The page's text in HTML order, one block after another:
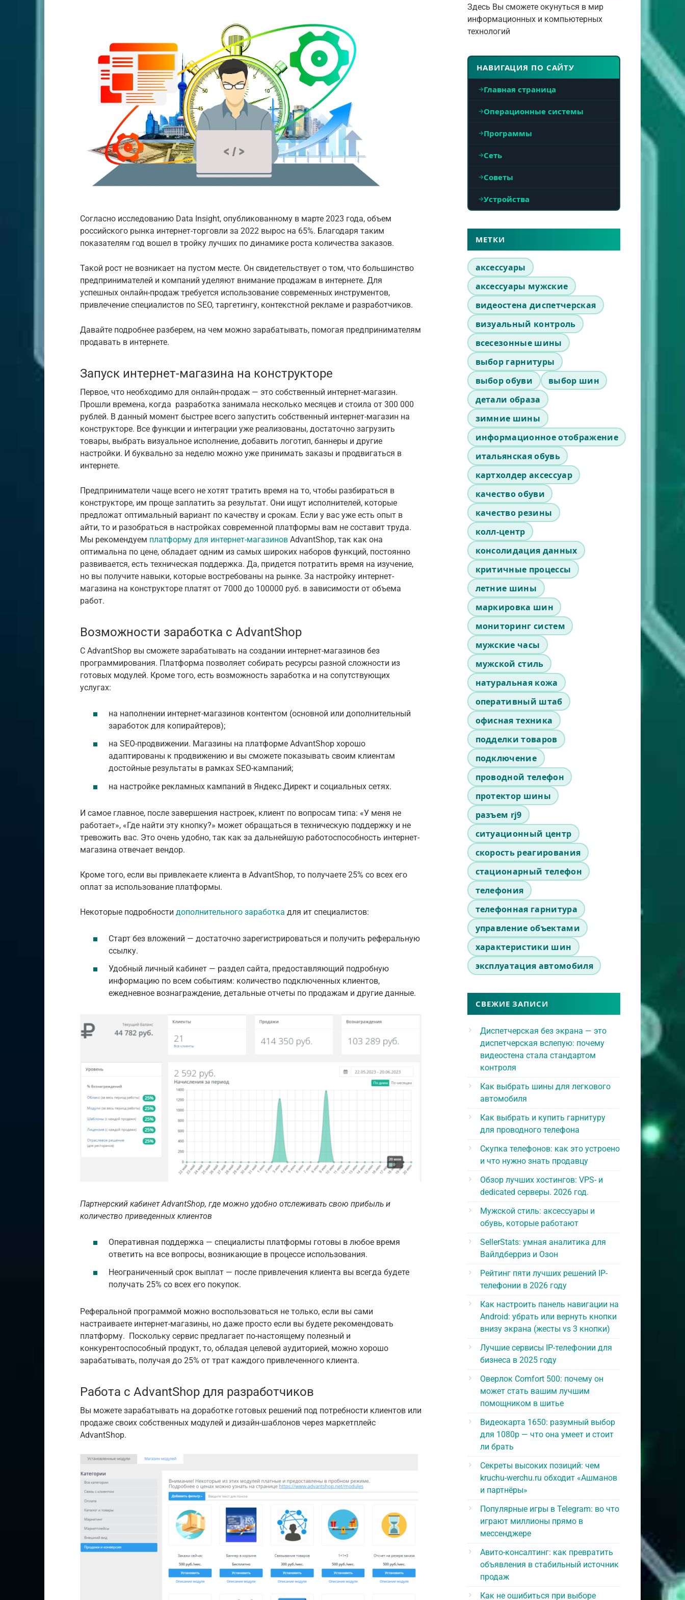
Согласно исследованию Data Insight, опубликованному в марте 2023 года, объем
российского рынка интернет-торговли за 2022 вырос на 65%. Благодаря таким
показателям год вошел в тройку лучших по динамике роста количества заказов.
Такой рост не возникает на пустом месте. Он свидетельствует о том, что большинство
предпринимателей и компаний уделяют внимание продажам в интернете. Для
успешных онлайн-продаж требуется использование современных инструментов,
привлечение специалистов по SEO, таргетингу, контекстной рекламе и разработчиков.
Давайте подробнее разберем, на чем можно зарабатывать, помогая предпринимателям
продавать в интернете.
Запуск интернет-магазина на конструкторе
Первое, что необходимо для онлайн-продаж — это собственный интернет-магазин.
Прошли времена, когда разработка занимала несколько месяцев и стоила от 300 000
рублей. В данный момент быстрее всего запустить собственный интернет-магазин на
конструкторе. Все функции и интеграции уже реализованы, достаточно загрузить
товары, выбрать визуальное исполнение, добавить логотип, баннеры и другие
настройки. И буквально за неделю можно уже принимать заказы и продвигаться в
интернете.
Предприниматели чаще всего не хотят тратить время на то, чтобы разбираться в
конструкторе, им проще заплатить за результат. Они ищут исполнителей, которые
предложат оптимальный вариант по качеству и срокам. Если у вас уже есть опыт в
айти, то и разобраться в настройках современной платформы вам не составит труда.
Мы рекомендуем платформу для интернет-магазинов AdvantShop, так как она
оптимальна по цене, обладает одним из самых широких наборов функций, постоянно
развивается, есть техническая поддержка. Да, придется потратить время на изучение,
но вы получите навыки, которые востребованы на рынке. За настройку интернет-
магазина на конструкторе платят от 7000 до 100000 руб. в зависимости от объема
работ.
Возможности заработка с AdvantShop
С AdvantShop вы сможете зарабатывать на создании интернет-магазинов без
программирования. Платформа позволяет собирать ресурсы разной сложности из
готовых модулей. Кроме того, есть возможность заработка и на сопутствующих
услугах:
на наполнении интернет-магазинов контентом (основной или дополнительный
заработок для копирайтеров);
на SEO-продвижении. Магазины на платформе AdvantShop хорошо
адаптированы к продвижению и вы сможете показывать своим клиентам
достойные результаты в рамках SEO-кампаний;
на настройке рекламных кампаний в Яндекс.Директ и социальных сетях.
И самое главное, после завершения настроек, клиент по вопросам типа: «У меня не
работает», «Где найти эту кнопку?» может обращаться в техническую поддержку и не
тревожить вас. Это очень удобно, так как за дальнейшую работоспособность интернет-
магазина отвечает вендор.
Кроме того, если вы привлекаете клиента в AdvantShop, то получаете 25% со всех его
оплат за использование платформы.
Некоторые подробности дополнительного заработка для ит специалистов:
Старт без вложений — достаточно зарегистрироваться и получить реферальную
ссылку.
Удобный личный кабинет — раздел сайта, предоставляющий подробную
информацию по всем событиям: количество подключенных клиентов,
ежедневное вознаграждение, детальные отчеты по продажам и другие данные.
Партнерский кабинет AdvantShop, где можно удобно отслеживать свою прибыль и
количество приведенных клиентов
Оперативная поддержка — специалисты платформы готовы в любое время
ответить на все вопросы, возникающие в процессе использования.
Неограниченный срок выплат — после привлечения клиента вы всегда будете
получать 25% со всех его покупок.
Реферальной программой можно воспользоваться не только, если вы сами
настраиваете интернет-магазины, но даже просто если вы будете рекомендовать
платформу. Поскольку сервис предлагает по-настоящему полезный и
конкурентоспособный продукт, то, обладая целевой аудиторией, можно хорошо
зарабатывать, получая до 25% от трат каждого привлеченного клиента.
Работа с AdvantShop для разработчиков
Вы можете зарабатывать на доработке готовых решений под потребности клиентов или
продаже своих собственных модулей и дизайн-шаблонов через маркетплейс
AdvantShop.
Здесь Вы сможете окунуться в мир
информационных и компьютерных
технологий
НАВИГАЦИЯ ПО САЙТУ
Главная страница
Операционные системы
Программы
Сеть
Советы
Устройства
МЕТКИ
аксессуары
аксессуары мужские
видеостена диспетчерская
визуальный контроль
всесезонные шины
выбор гарнитуры
выбор обуви
выбор шин
детали образа
зимние шины
информационное отображение
итальянская обувь
картхолдер аксессуар
качество обуви
качество резины
колл-центр
консолидация данных
критичные процессы
летние шины
маркировка шин
мониторинг систем
мужские часы
мужской стиль
натуральная кожа
оперативный штаб
офисная техника
подделки товаров
подключение
проводной телефон
протектор шины
разъем rj9
ситуационный центр
скорость реагирования
стационарный телефон
телефония
телефонная гарнитура
управление объектами
характеристики шин
эксплуатация автомобиля
СВЕЖИЕ ЗАПИСИ
Диспетчерская без экрана — это
диспетчерская вслепую: почему
видеостена стала стандартом
контроля
Как выбрать шины для легкового
автомобиля
Как выбрать и купить гарнитуру
для проводного телефона
Скупка телефонов: как это устроено
и что нужно знать продавцу
Обзор лучших хостингов: VPS- и
dedicated серверы. 2026 год.
Мужской стиль: аксессуары и
обувь, которые работают
SellerStats: умная аналитика для
Вайлдберриз и Озон
Рейтинг пяти лучших решений IP-
телефонии в 2026 году
Как настроить панель навигации на
Android: убрать или вернуть кнопки
внизу экрана (жесты vs 3 кнопки)
Лучшие сервисы IP-телефонии для
бизнеса в 2025 году
Оверлок Comfort 500: почему он
может стать вашим лучшим
помощником в шитье
Видеокарта 1650: разумный выбор
для 1080p — что она умеет и стоит
ли брать
Секреты высоких позиций: чем
kruchu-werchu.ru обходит «Ашманов
и партнёры»
Популярные игры в Telegram: во что
играют миллионы прямо в
мессенджере
Авито-консалтинг: как превратить
объявления в стабильный источник
продаж
Как не ошибиться при выборе